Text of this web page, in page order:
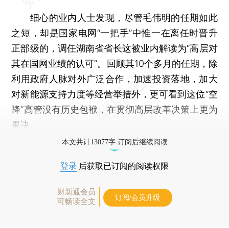
细心的业内人士发现，尽管毛伟明的任期如此
之短，却是国家电网“一把手”中惟一在离任时晋升
正部级的，调任湖南省省长这被业内解读为“高层对
其在国网业绩的认可”。回顾其10个多月的任期，除
利用政府人脉对外广泛合作，加速投资落地，加大
对新能源支持力度等经营举措外，更可看到这位“空
降”高管没有历史包袱，在贯彻高层改革决策上更为
果决。
本文共计13077字 订阅后继续阅读
登录 后获取已订阅的阅读权限
财新通会员
可畅读全文
订阅/会员升级